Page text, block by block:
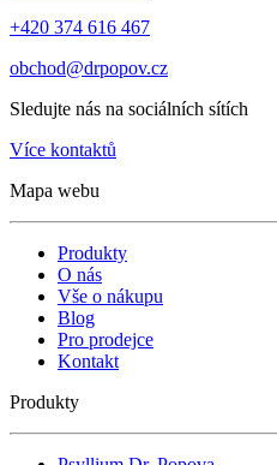
+420 374 616 467
obchod@drpopov.cz
Sledujte nás na sociálních sítích
Více kontaktů
Mapa webu
Produkty
O nás
Vše o nákupu
Blog
Pro prodejce
Kontakt
Produkty